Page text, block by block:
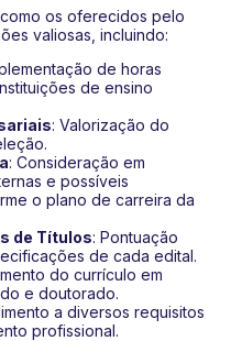
os oferecidos pelo
valiosas, incluindo:
de horas
de ensino
: Valorização do
: Consideração em
e possíveis
o plano de carreira da
de Títulos: Pontuação
de cada edital.
do currículo em
e doutorado.
a diversos requisitos
profissional.